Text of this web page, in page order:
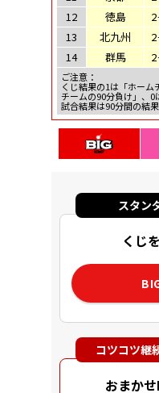
12
徳島
13
北九州
14
群馬
ご注意：
くじ結果の1は「ホーム
チームの90分負け」、0
試合結果は90分間の結果
スタン
くじ
コツコツ継
おまかせ